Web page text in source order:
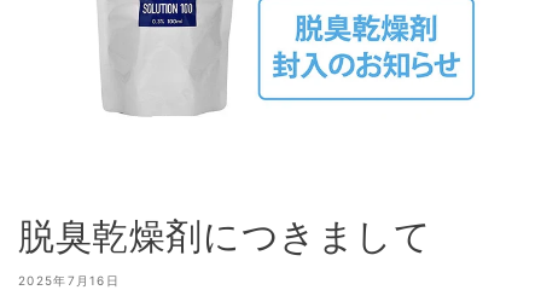
脱臭乾燥剤につきまして
2025年7月16日